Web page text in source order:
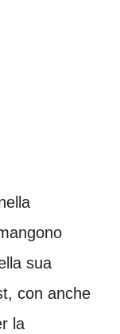
sua
con anche
la